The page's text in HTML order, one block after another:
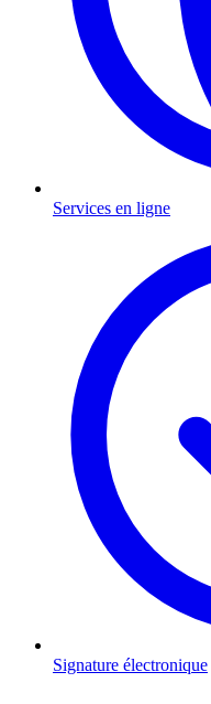
Services en ligne
Signature électronique